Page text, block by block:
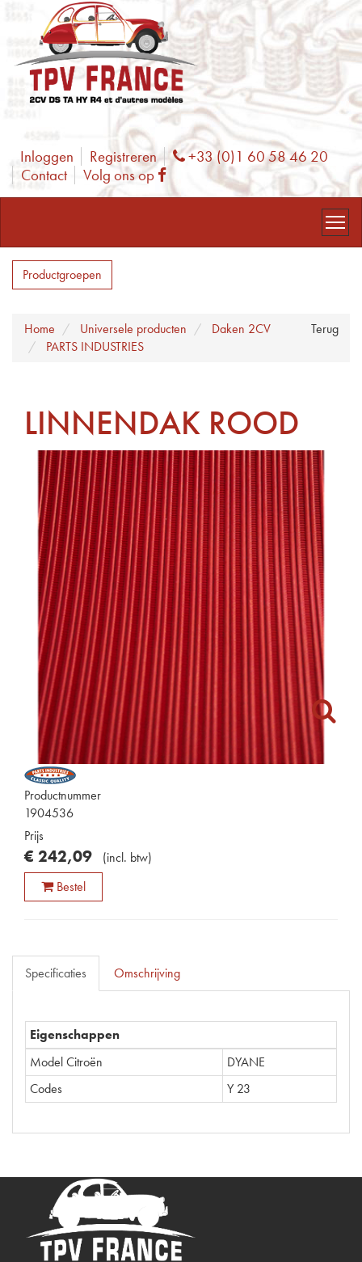
Inloggen Registreren Phone
+33 (0)1 60 58 46 20
Contact
Volg ons op Facebook
Productgroepen
Terug
Home Universele producten
Daken 2CV
PARTS INDUSTRIES
LINNENDAK ROOD
Productnummer
1904536
Prijs
€ 242,09 (incl. btw)
Bestel
Specificaties Omschrijving
Eigenschappen
Model Citroën
DYANE
Codes
Y 23